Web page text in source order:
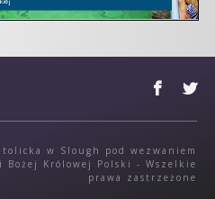
w Slough pod wezwaniem
Bożej Królowej Polski - Wszelkie
prawa zastrzeżone